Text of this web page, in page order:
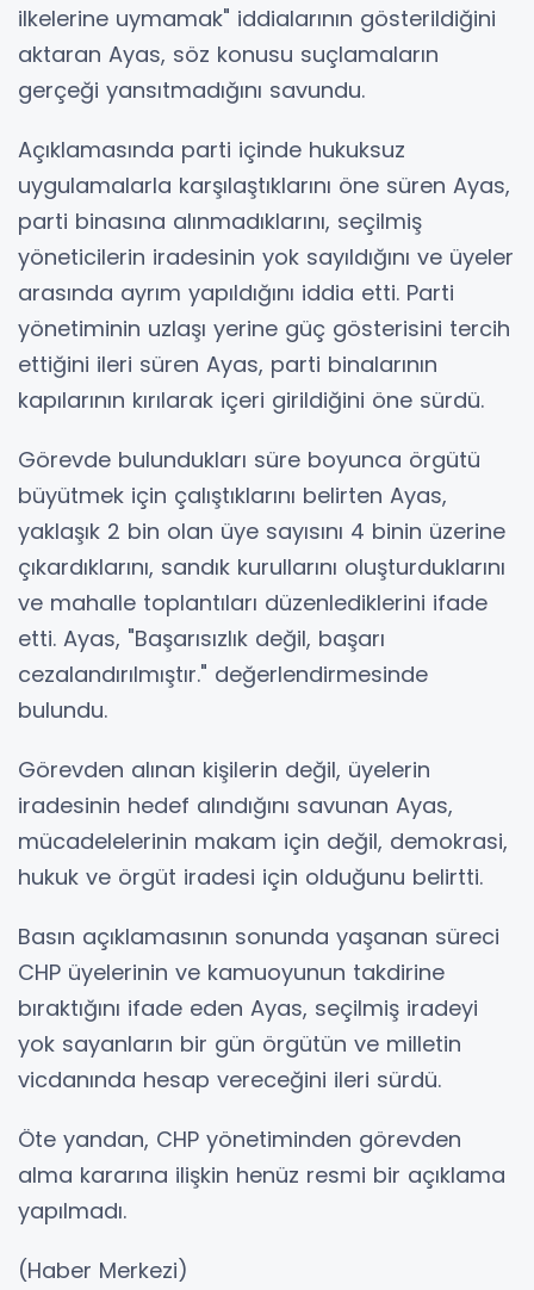
ilkelerine uymamak" iddialarının gösterildiğini
aktaran Ayas, söz konusu suçlamaların
gerçeği yansıtmadığını savundu.
Açıklamasında parti içinde hukuksuz
uygulamalarla karşılaştıklarını öne süren Ayas,
parti binasına alınmadıklarını, seçilmiş
yöneticilerin iradesinin yok sayıldığını ve üyeler
arasında ayrım yapıldığını iddia etti. Parti
yönetiminin uzlaşı yerine güç gösterisini tercih
ettiğini ileri süren Ayas, parti binalarının
kapılarının kırılarak içeri girildiğini öne sürdü.
Görevde bulundukları süre boyunca örgütü
büyütmek için çalıştıklarını belirten Ayas,
yaklaşık 2 bin olan üye sayısını 4 binin üzerine
çıkardıklarını, sandık kurullarını oluşturduklarını
ve mahalle toplantıları düzenlediklerini ifade
etti. Ayas, "Başarısızlık değil, başarı
cezalandırılmıştır." değerlendirmesinde
bulundu.
Görevden alınan kişilerin değil, üyelerin
iradesinin hedef alındığını savunan Ayas,
mücadelelerinin makam için değil, demokrasi,
hukuk ve örgüt iradesi için olduğunu belirtti.
Basın açıklamasının sonunda yaşanan süreci
CHP üyelerinin ve kamuoyunun takdirine
bıraktığını ifade eden Ayas, seçilmiş iradeyi
yok sayanların bir gün örgütün ve milletin
vicdanında hesap vereceğini ileri sürdü.
Öte yandan, CHP yönetiminden görevden
alma kararına ilişkin henüz resmi bir açıklama
yapılmadı.
(Haber Merkezi)